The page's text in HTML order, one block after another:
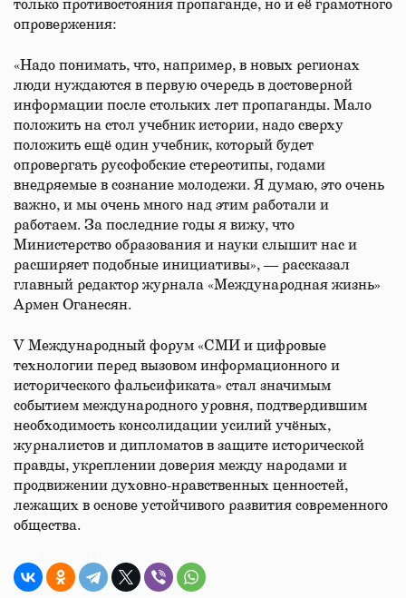
только противостояния пропаганде, но и её грамотного
опровержения:
«Надо понимать, что, например, в новых регионах
люди нуждаются в первую очередь в достоверной
информации после стольких лет пропаганды. Мало
положить на стол учебник истории, надо сверху
положить ещё один учебник, который будет
опровергать русофобские стереотипы, годами
внедряемые в сознание молодежи. Я думаю, это очень
важно, и мы очень много над этим работали и
работаем. За последние годы я вижу, что
Министерство образования и науки слышит нас и
расширяет подобные инициативы», — рассказал
главный редактор журнала «Международная жизнь»
Армен Оганесян.
V Международный форум «СМИ и цифровые
технологии перед вызовом информационного и
исторического фальсификата» стал значимым
событием международного уровня, подтвердившим
необходимость консолидации усилий учёных,
журналистов и дипломатов в защите исторической
правды, укреплении доверия между народами и
продвижении духовно-нравственных ценностей,
лежащих в основе устойчивого развития современного
общества.